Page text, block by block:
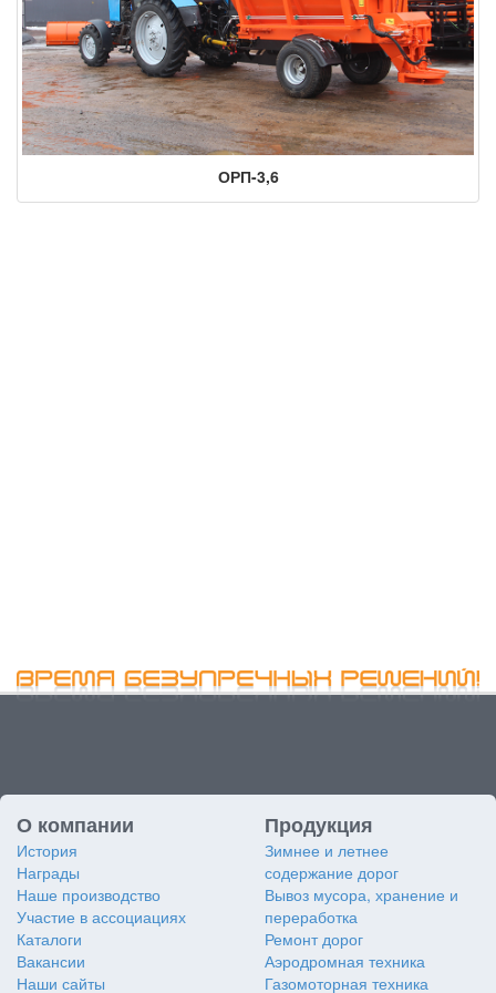
ОРП-3,6
О компании
История
Награды
Наше производство
Участие в ассоциациях
Каталоги
Вакансии
Наши сайты
Продукция
Зимнее и летнее
содержание дорог
Вывоз мусора, хранение и
переработка
Ремонт дорог
Аэродромная техника
Газомоторная техника